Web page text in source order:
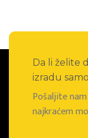
Da li želite
izradu
Pošaljite
najkraćem